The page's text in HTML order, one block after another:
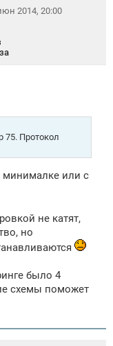
2014, 20:00
75. Протокол
или с
не катят,
но
было 4
схемы поможет